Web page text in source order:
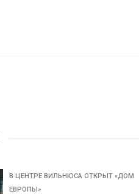
В ЦЕНТРЕ ВИЛЬНЮСА ОТКРЫТ «ДОМ
ЕВРОПЫ»